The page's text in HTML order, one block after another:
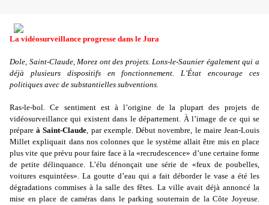
La vidéosurveillance progresse dans le Jura
Dole, Saint-Claude, Morez ont des projets. Lons-le-Saunier également qui a
déjà plusieurs dispositifs en fonctionnement. L’État encourage ces
politiques avec de substantielles subventions.
Ras-le-bol. Ce sentiment est à l’origine de la plupart des projets de
vidéosurveillance qui existent dans le département. À l’image de ce qui se
prépareà Saint-Claude, par exemple. Début novembre, le maire Jean-Louis
Millet expliquait dans nos colonnes que le système allait être mis en place
plus vite que prévu pour faire face à la «recrudescence» d’une certaine forme
de petite délinquance. L’élu dénonçait une série de «feux de poubelles,
voitures esquintées». La goutte d’eau qui a fait déborder le vase a été les
dégradations commises à la salle des fêtes. La ville avait déjà annoncé la
mise en place de caméras dans le parking souterrain de la Côte Joyeuse.